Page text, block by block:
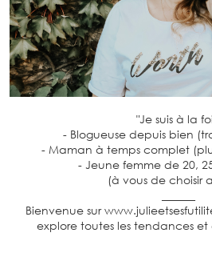
"Je suis à la
- Blogueuse depuis bien
- Maman à temps complet
- Jeune femme de 20,
(à vous de choisir
Bienvenue sur
explore toutes les tendances